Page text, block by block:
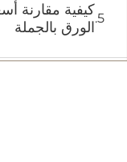
كيفية مقارنة
الورق بالجملة